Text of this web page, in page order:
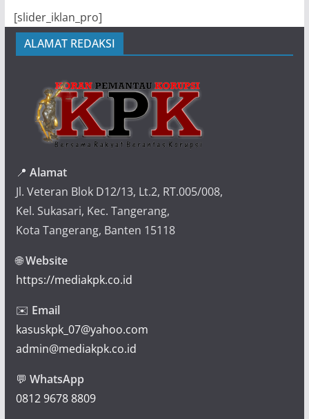
[slider_iklan_pro]
ALAMAT REDAKSI
📍 Alamat
Jl. Veteran Blok D12/13, Lt.2, RT.005/008,
Kel. Sukasari, Kec. Tangerang,
Kota Tangerang, Banten 15118
🌐Website
https://mediakpk.co.id
✉️ Email
kasuskpk_07@yahoo.com
admin@mediakpk.co.id
💬 WhatsApp
0812 9678 8809